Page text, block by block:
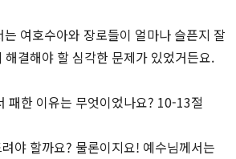
여호수아와 장로들이 얼마나 슬픈지 잘
결해야 할 심각한 문제가 있었거든요.
패한 이유는 무엇이었나요? 10-13절
야 할까요? 물론이지요! 예수님께서는